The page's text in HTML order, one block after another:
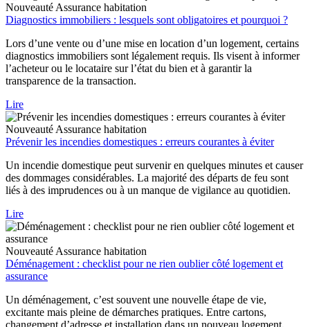
Nouveauté Assurance habitation
Diagnostics immobiliers : lesquels sont obligatoires et pourquoi ?
Lors d’une vente ou d’une mise en location d’un logement, certains
diagnostics immobiliers sont légalement requis. Ils visent à informer
l’acheteur ou le locataire sur l’état du bien et à garantir la
transparence de la transaction.
Lire
Nouveauté Assurance habitation
Prévenir les incendies domestiques : erreurs courantes à éviter
Un incendie domestique peut survenir en quelques minutes et causer
des dommages considérables. La majorité des départs de feu sont
liés à des imprudences ou à un manque de vigilance au quotidien.
Lire
Nouveauté Assurance habitation
Déménagement : checklist pour ne rien oublier côté logement et
assurance
Un déménagement, c’est souvent une nouvelle étape de vie,
excitante mais pleine de démarches pratiques. Entre cartons,
changement d’adresse et installation dans un nouveau logement,